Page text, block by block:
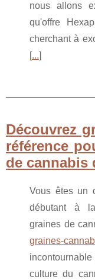
nous allons
qu'offre
cherchant à
[...]
Découvrez
référence
de cannabis
Vous êtes un
débutant à
graines de
graines-
culture du